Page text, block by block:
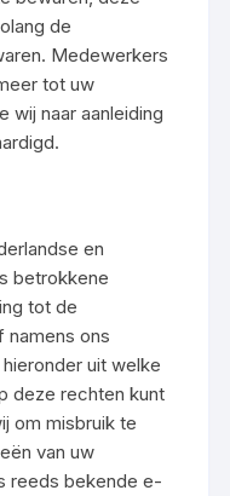
de
Medewerkers
tot uw
wij naar aanleiding
en
betrokkene
tot de
ons
uit welke
deze rechten kunt
om misbruik te
van uw
reeds bekende e-